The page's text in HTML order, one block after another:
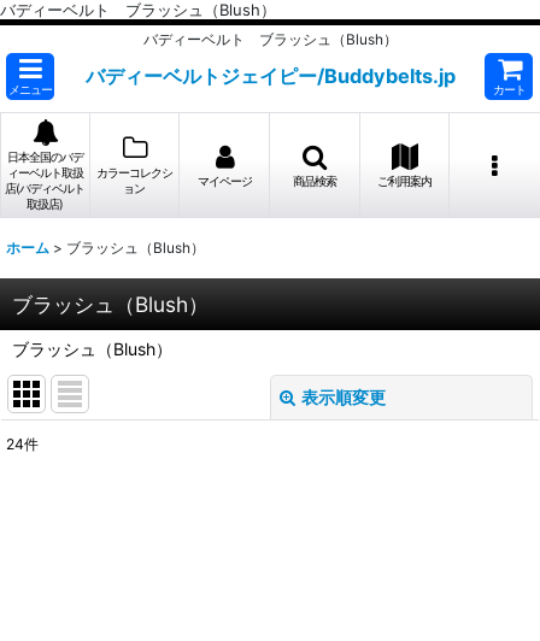
バディーベルト ブラッシュ（Blush）
バディーベルト ブラッシュ（Blush）
メニュー
バディーベルトジェイピー/Buddybelts.jp
カート
日本全国のバデ
ィーベルト取扱
店(バディベルト
取扱店)
カラーコレクシ
ョン
マイページ 商品検索 ご利用案内
ホーム > ブラッシュ（Blush）
ブラッシュ（Blush）
ブラッシュ（Blush）
表示順変更
24件